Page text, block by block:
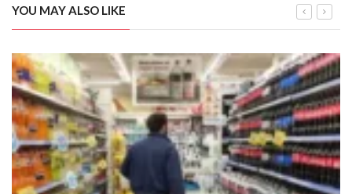
YOU MAY ALSO LIKE